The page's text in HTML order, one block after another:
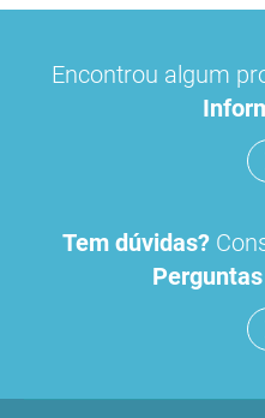
Encontrou algum
Tem dúvidas?